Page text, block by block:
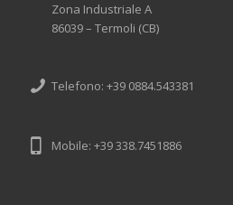
Zona Industriale A
86039 – Termoli (CB)
Telefono: +39 0884.543381
Mobile: +39 338.7451886